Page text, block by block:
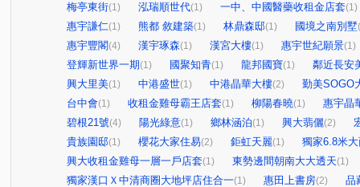
梅亭東街(1) 泓瑞順世代(1) 一中、中國醫藥收租金店套(1)
惠宇謙仁(1) 熊都 敘建築(1) 林鼎森邸(1) 國境之南別墅
惠宇豐閣(4) 漢宇琢森(1) 漢宮大樓(1) 惠宇世紀願景(1)
登輝新世界一期(1) 國聚知青(1) 龍邦國寶(1)
鄰近長安
興大里美(1) 中港盛世(1) 中港晶華大樓(2)
勤美SOGO
台中會(1) 收租金雞母霸王店套(1) 柳陽春曉(1)
惠宇晶
碧根21號(4) 陽光綠意(1) 鄉林涵泊(1) 興大翡儷(2)
貴族園邸(1) 櫻花大家住易(2) 鉅虹天麗(1)
獨家6.8米
興大收租金雞母一層一戶店套(1) 東勢邊間朝南大大透天(1)
獨家漢口Ｘ中清商圈大地坪店住合一(1) 惠田上書房(2)
品